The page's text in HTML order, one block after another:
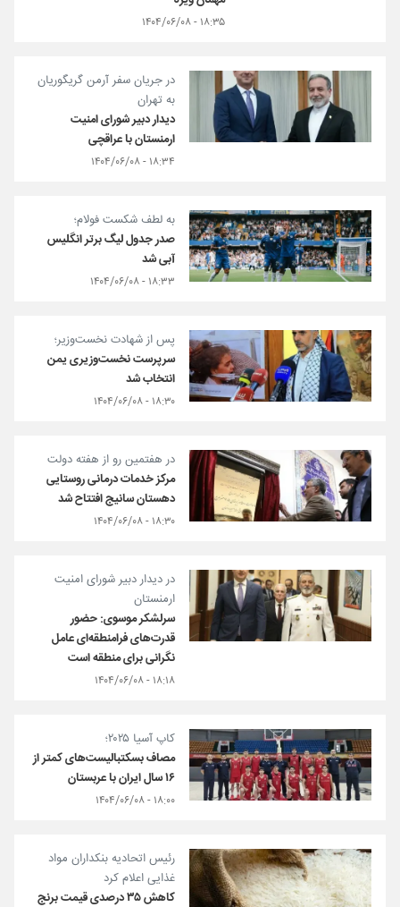
۱۸:۳۵ - ۱۴۰۴/۰۶/۰۸
در جریان سفر آرمن گریگوریان
به تهران
دیدار دبیر شورای امنیت
ارمنستان با عراقچی
۱۸:۳۴ - ۱۴۰۴/۰۶/۰۸
به لطف شکست فولام؛
صدر جدول لیگ برتر انگلیس
آبی شد
۱۸:۳۳ - ۱۴۰۴/۰۶/۰۸
پس از شهادت نخست‌وزیر؛
سرپرست نخست‌وزیری یمن
انتخاب شد
۱۸:۳۰ - ۱۴۰۴/۰۶/۰۸
در هفتمین رو از هفته دولت
مرکز خدمات درمانی روستایی
دهستان سانیج افتتاح شد
۱۸:۳۰ - ۱۴۰۴/۰۶/۰۸
در دیدار دبیر شورای امنیت
ارمنستان
سرلشکر موسوی: حضور
قدرت‌های فرامنطقه‌ای عامل
نگرانی برای منطقه است
۱۸:۱۸ - ۱۴۰۴/۰۶/۰۸
کاپ آسیا ۲۰۲۵؛
مصاف بسکتبالیست‌های کمتر از
۱۶ سال ایران با عربستان
۱۸:۰۰ - ۱۴۰۴/۰۶/۰۸
رئیس اتحادیه بنکداران مواد
غذایی اعلام کرد
کاهش ۳۵ درصدی قیمت برنج